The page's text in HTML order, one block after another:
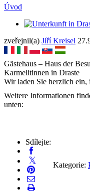
Úvod
zveřejnil(a) Jiří Kreisel
Gästehaus – Haus der
Karmelitinnen in Draste
Wir laden Sie herzlich ein,
Weitere Informationen
unten:
Sdílejte:
Kategorie: